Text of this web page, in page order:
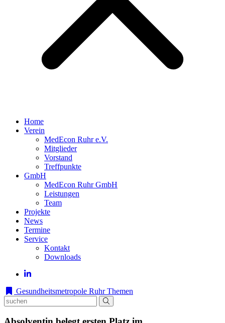
Home
Verein
MedEcon Ruhr e.V.
Mitglieder
Vorstand
Treffpunkte
GmbH
MedEcon Ruhr GmbH
Leistungen
Team
Projekte
News
Termine
Service
Kontakt
Downloads
Gesundheitsmetropole Ruhr Themen